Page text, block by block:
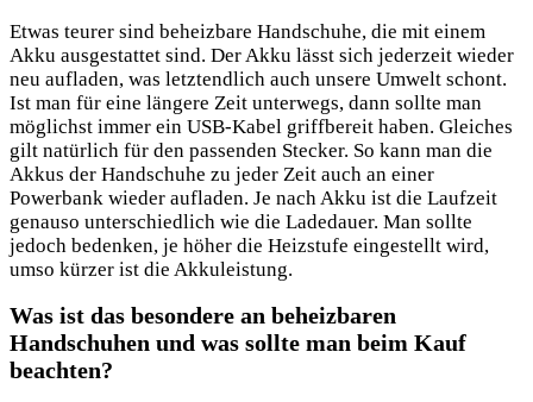
Etwas teurer sind beheizbare Handschuhe, die mit einem
Akku ausgestattet sind. Der Akku lässt sich jederzeit wieder
neu aufladen, was letztendlich auch unsere Umwelt schont.
Ist man für eine längere Zeit unterwegs, dann sollte man
möglichst immer ein USB-Kabel griffbereit haben. Gleiches
gilt natürlich für den passenden Stecker. So kann man die
Akkus der Handschuhe zu jeder Zeit auch an einer
Powerbank wieder aufladen. Je nach Akku ist die Laufzeit
genauso unterschiedlich wie die Ladedauer. Man sollte
jedoch bedenken, je höher die Heizstufe eingestellt wird,
umso kürzer ist die Akkuleistung.
Was ist das besondere an beheizbaren
Handschuhen und was sollte man beim Kauf
beachten?